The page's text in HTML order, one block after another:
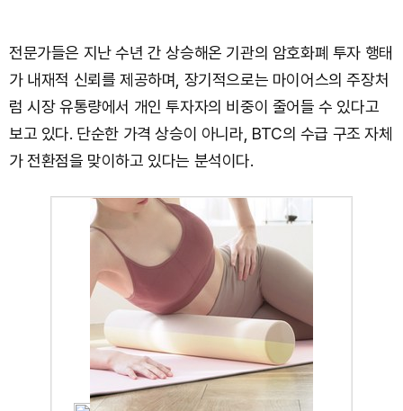
전문가들은 지난 수년 간 상승해온 기관의 암호화폐 투자 행태
가 내재적 신뢰를 제공하며, 장기적으로는 마이어스의 주장처
럼 시장 유통량에서 개인 투자자의 비중이 줄어들 수 있다고
보고 있다. 단순한 가격 상승이 아니라, BTC의 수급 구조 자체
가 전환점을 맞이하고 있다는 분석이다.